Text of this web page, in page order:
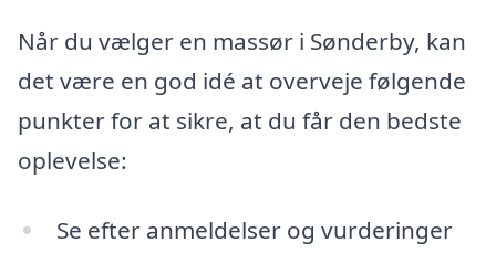
Når du vælger en massør i Sønderby, kan
det være en god idé at overveje følgende
punkter for at sikre, at du får den bedste
oplevelse:
Se efter anmeldelser og vurderinger